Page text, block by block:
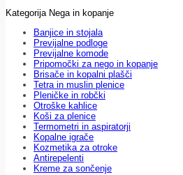
Kategorija Nega in kopanje
Banjice in stojala
Previjalne podloge
Previjalne komode
Pripomočki za nego in kopanje
Brisače in kopalni plašči
Tetra in muslin plenice
Pleničke in robčki
Otroške kahlice
Koši za plenice
Termometri in aspiratorji
Kopalne igrače
Kozmetika za otroke
Antirepelenti
Kreme za sončenje